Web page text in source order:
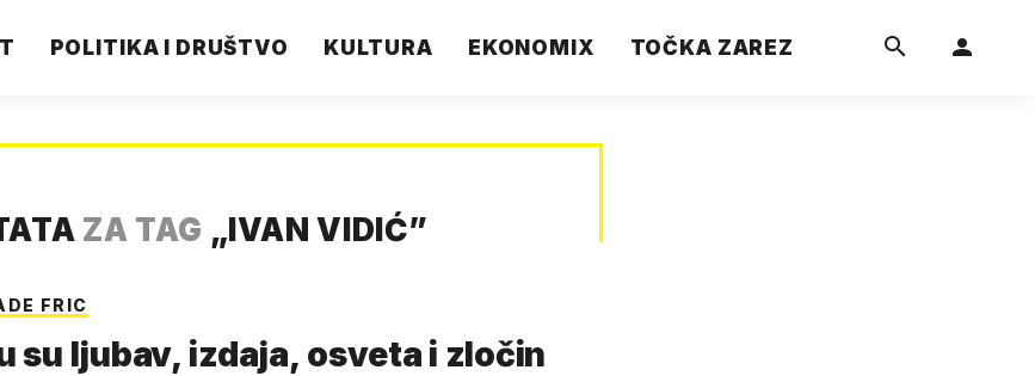
POLITIKA I DRUŠTVO KULTURA EKONOMIX TOČKA ZAREZ
ZA TAG „IVAN VIDIĆ”
FRIC
su ljubav, izdaja, osveta i zločin